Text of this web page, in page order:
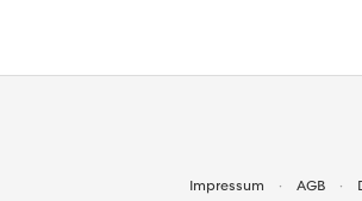
Impressum AGB